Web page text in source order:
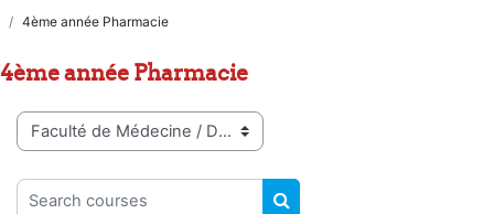
4ème année Pharmacie
4ème année Pharmacie
Course categories
Search courses